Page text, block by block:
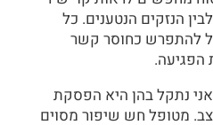
הנזקים הנטענים. כל
להתפרש כחוסר קשר
הפגיעה.
נתקל בהן היא הפסקת
מטופל חש שיפור מסוים